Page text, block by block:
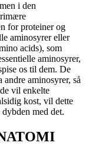
i den
for proteiner og
aminosyrer eller
acids), som
aminosyrer,
os til dem. De
andre aminosyrer, så
vil enkelte
kost, vil dette
med det.